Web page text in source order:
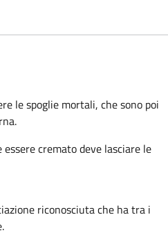
le spoglie mortali, che sono poi
cremato deve lasciare le
riconosciuta che ha tra i